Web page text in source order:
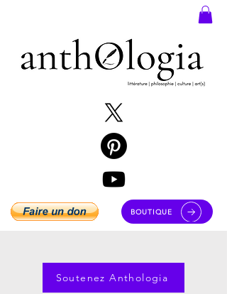
BOUTIQUE
Soutenez Anthologia